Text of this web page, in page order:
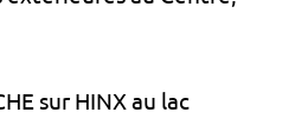
sur HINX au lac